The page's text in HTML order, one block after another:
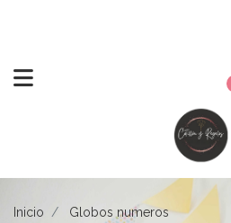
Inicio
Globos numeros